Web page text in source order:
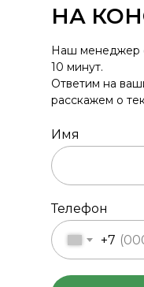
Наш менеджер
10 минут.
Ответим на
расскажем о
НА
Имя
Телефон
+7